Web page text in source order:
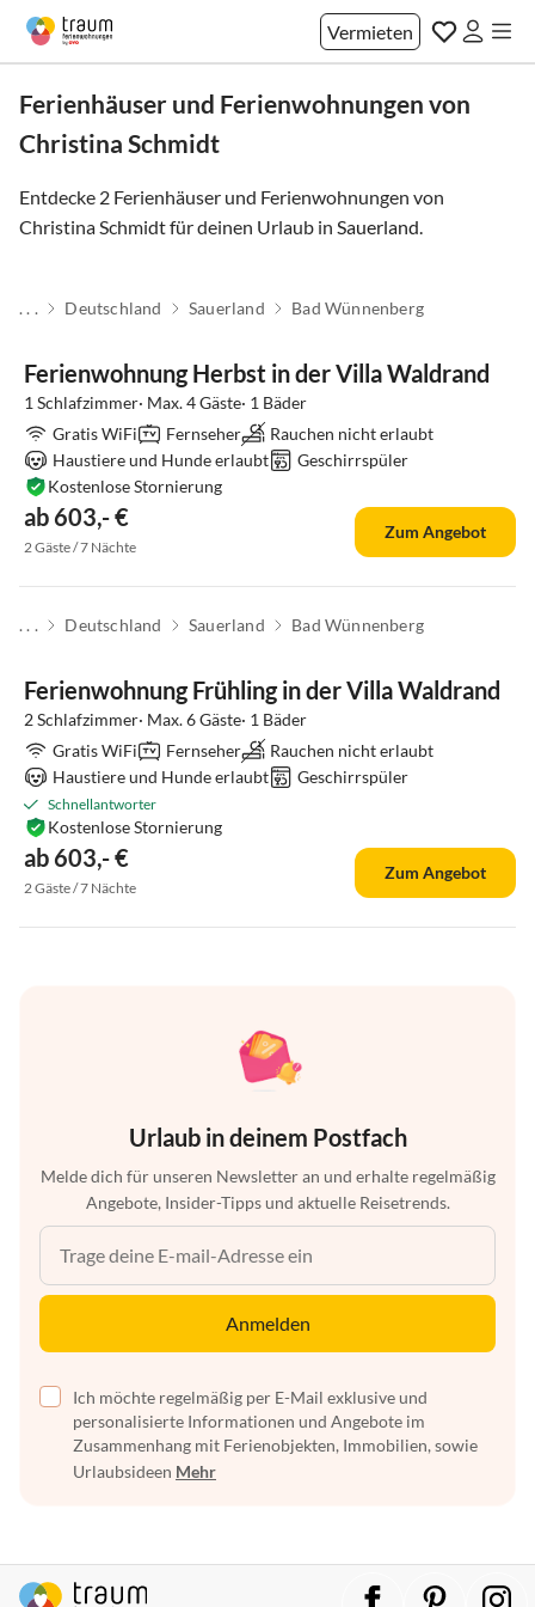
Vermieten
Ferienhäuser und Ferienwohnungen von
Christina Schmidt
Entdecke 2 Ferienhäuser und Ferienwohnungen von
Christina Schmidt für deinen Urlaub in Sauerland.
. . . Deutschland Sauerland Bad Wünnenberg
Ferienwohnung Herbst in der Villa Waldrand
1 Schlafzimmer· Max. 4 Gäste· 1 Bäder
Gratis WiFi
Fernseher
Rauchen nicht erlaubt
Haustiere und Hunde erlaubt
Geschirrspüler
ab 603,- €
Kostenlose Stornierung
2 Gäste / 7 Nächte
Zum Angebot
. . . Deutschland Sauerland Bad Wünnenberg
Ferienwohnung Frühling in der Villa Waldrand
2 Schlafzimmer· Max. 6 Gäste· 1 Bäder
Gratis WiFi
Fernseher
Rauchen nicht erlaubt
Haustiere und Hunde erlaubt
Geschirrspüler
Schnellantworter
ab 603,- €
Kostenlose Stornierung
2 Gäste / 7 Nächte
Zum Angebot
Urlaub in deinem Postfach
Melde dich für unseren Newsletter an und erhalte regelmäßig
Angebote, Insider-Tipps und aktuelle Reisetrends.
Anmelden
Ich möchte regelmäßig per E-Mail exklusive und
personalisierte Informationen und Angebote im
Zusammenhang mit Ferienobjekten, Immobilien, sowie
Urlaubsideen Mehr